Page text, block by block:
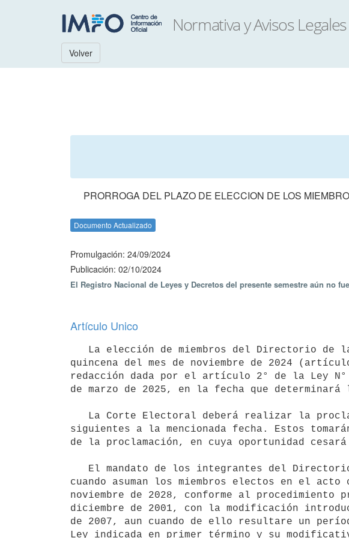
Volver
PRORROGA DEL PLAZO DE ELECCION DE LOS
Documento Actualizado
Promulgación: 24/09/2024
Publicación: 02/10/2024
El Registro Nacional de Leyes y Decretos del presente semestre aún no
Artículo Unico
quincena del mes de noviembre de 2024
redacción dada por el artículo 2° de la Ley
de marzo de 2025, en la fecha que
siguientes a la mencionada fecha. Estos
de la proclamación, en cuya oportunidad
cuando asuman los miembros electos en el
noviembre de 2028, conforme al
diciembre de 2001, con la modificación
de 2007, aun cuando de ello resultare un